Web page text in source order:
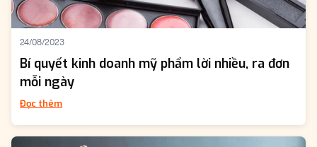
24/08/2023
Bí quyết kinh doanh mỹ phẩm lời nhiều, ra đơn
mỗi ngày
Đọc thêm